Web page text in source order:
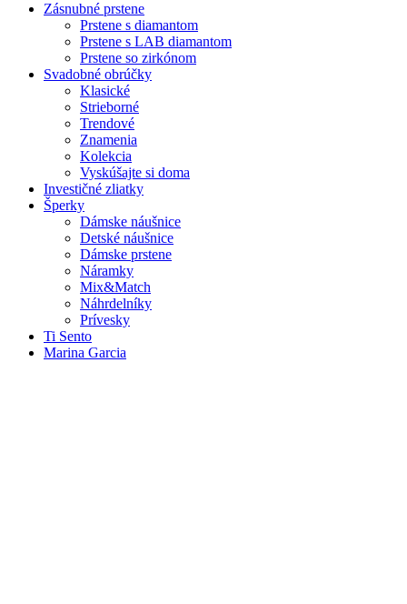
Zásnubné prstene
Prstene s diamantom
Prstene s LAB diamantom
Prstene so zirkónom
Svadobné obrúčky
Klasické
Strieborné
Trendové
Znamenia
Kolekcia
Vyskúšajte si doma
Investičné zliatky
Šperky
Dámske náušnice
Detské náušnice
Dámske prstene
Náramky
Mix&Match
Náhrdelníky
Prívesky
Ti Sento
Marina Garcia